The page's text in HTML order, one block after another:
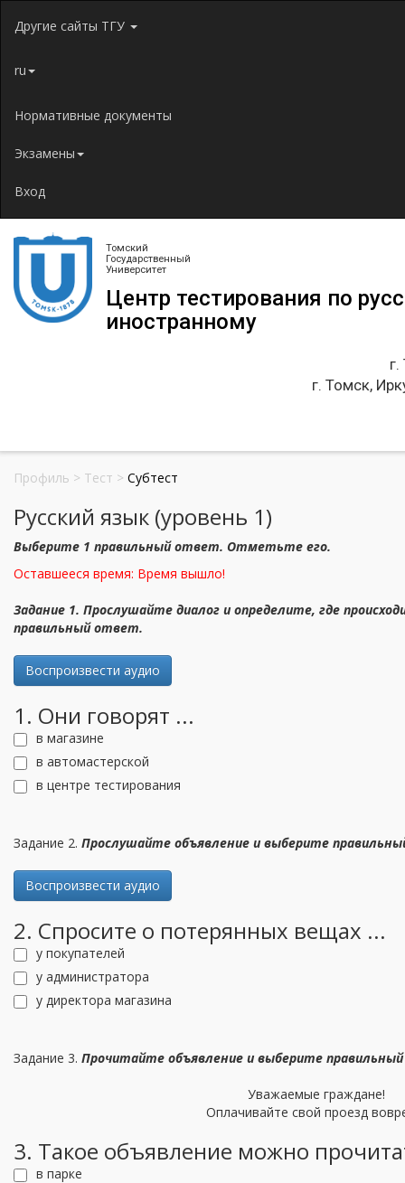
Другие сайты ТГУ
ru
Нормативные документы
Экзамены
Вход
Томский
Государственный
Университет
Центр тестирования по
иностранному
г. Томск,
Профиль > Тест > Субтест
Русский язык (уровень 1)
Выберите 1 правильный ответ. Отметьте его.
Оставшееся время: Время вышло!
Задание 1. Прослушайте диалог и определите, где
правильный ответ.
Воспроизвести аудио
1. Они говорят ...
в магазине
в автомастерской
в центре тестирования
Задание 2. Прослушайте объявление и выберите
Воспроизвести аудио
2. Спросите о потерянных вещах ...
у покупателей
у администратора
у директора магазина
Задание 3. Прочитайте объявление и выберите
Уважаемые граждане!
Оплачивайте свой проезд
3. Такое объявление можно
в парке